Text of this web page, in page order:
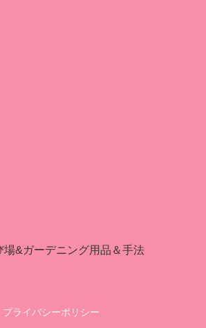
場&ガーデニング用品＆手法
プライバシーポリシー